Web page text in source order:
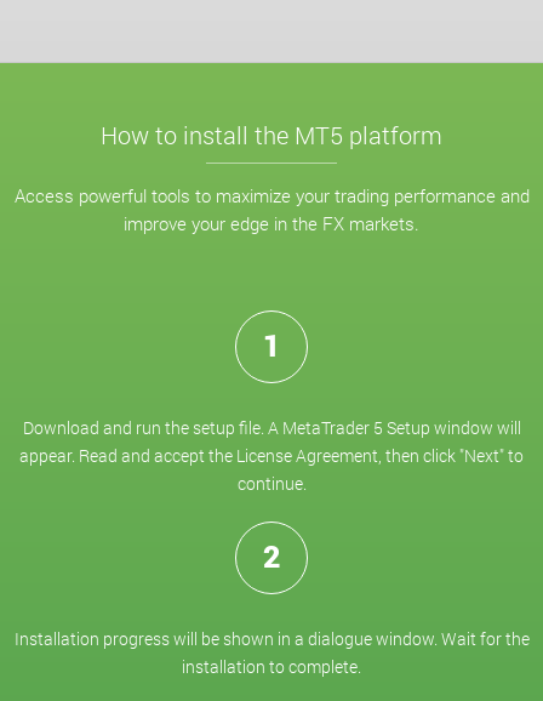
How to install the MT5 platform
Access powerful tools to maximize your trading performance and
improve your edge in the FX markets.
1
Download and run the setup file. A MetaTrader 5 Setup window will
appear. Read and accept the License Agreement, then click "Next" to
continue.
2
Installation progress will be shown in a dialogue window. Wait for the
installation to complete.